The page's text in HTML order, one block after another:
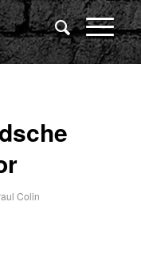
Colin